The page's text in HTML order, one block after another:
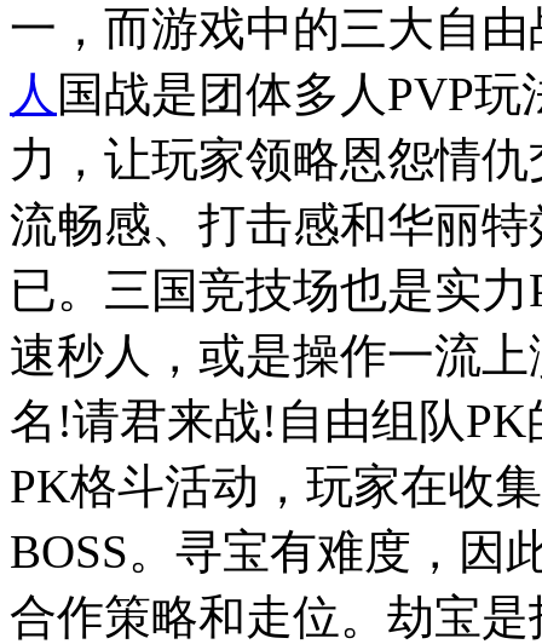
一，而游戏中的三大自
人 国战是团体多人PVP
力，让玩家领略恩怨情
流畅感、打击感和华丽
已。三国竞技场也是实
速秒人，或是操作一流
名!请君来战!自由组队
PK格斗活动，玩家在收
BOSS。寻宝有难度，因
合作策略和走位。劫宝